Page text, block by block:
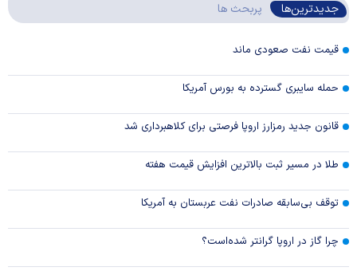
جدیدترین‌ها پربحث ها
قیمت نفت صعودی ماند
حمله سایبری گسترده به بورس آمریکا
قانون جدید رمزارز اروپا فرصتی برای کلاهبرداری شد
طلا در مسیر ثبت بالاترین افزایش قیمت هفته
توقف بی‌سابقه صادرات نفت عربستان به آمریکا
چرا گاز در اروپا گرانتر شده‌است؟